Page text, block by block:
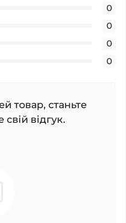
0
0
0
0
товар, станьте
відгук.